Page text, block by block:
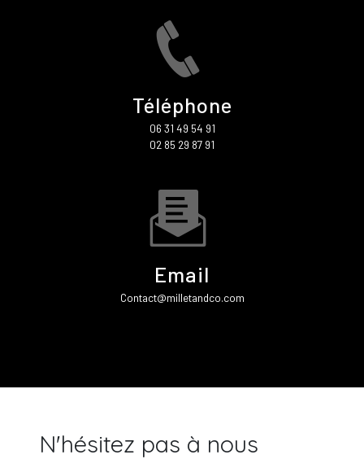
Téléphone
06 31 49 54 91
02 85 29 87 91
Email
contact@milletandco.com
N'hésitez pas à nous